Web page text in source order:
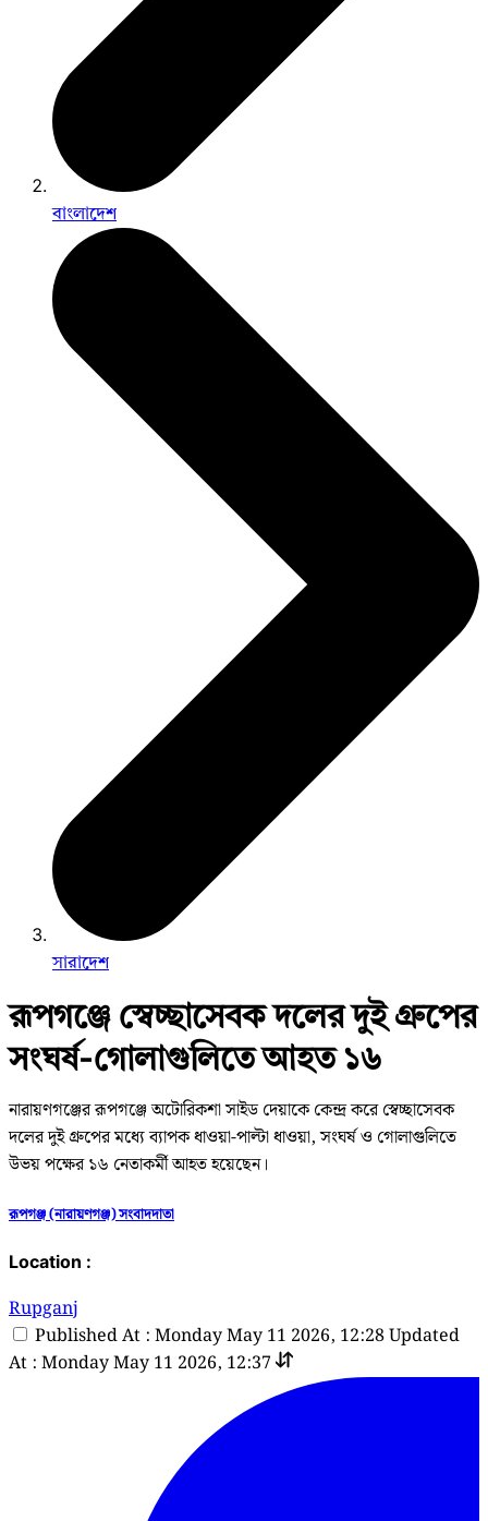
বাংলাদেশ
সারাদেশ
রূপগঞ্জে স্বেচ্ছাসেবক দলের দুই গ্রুপের
সংঘর্ষ-গোলাগুলিতে আহত ১৬
নারায়ণগঞ্জের রূপগঞ্জে অটোরিকশা সাইড দেয়াকে কেন্দ্র করে স্বেচ্ছাসেবক
দলের দুই গ্রুপের মধ্যে ব্যাপক ধাওয়া-পাল্টা ধাওয়া, সংঘর্ষ ও গোলাগুলিতে
উভয় পক্ষের ১৬ নেতাকর্মী আহত হয়েছেন।
রূপগঞ্জ (নারায়ণগঞ্জ) সংবাদদাতা
Location :
Rupganj
Published At : Monday May 11 2026, 12:28Updated
At : Monday May 11 2026, 12:37